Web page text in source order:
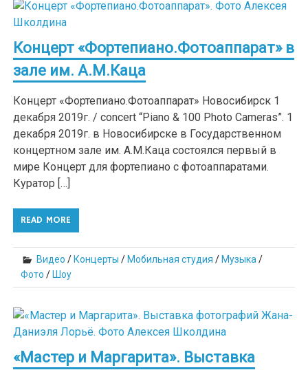
Концерт «Фортепиано.Фотоаппарат» в
зале им. А.М.Каца
Концерт «Фортепиано.Фотоаппарат» Новосибирск 1
декабря 2019г. / concert “Piano & 100 Photo Cameras”. 1
декабря 2019г. в Новосибирске в Государственном
концертном зале им. А.М.Каца состоялся первый в
мире Концерт для фортепиано с фотоаппаратами.
Куратор […]
READ MORE
Видео / Концерты / Мобильная студия / Музыка /
Фото / Шоу
«Мастер и Маргарита». Выставка